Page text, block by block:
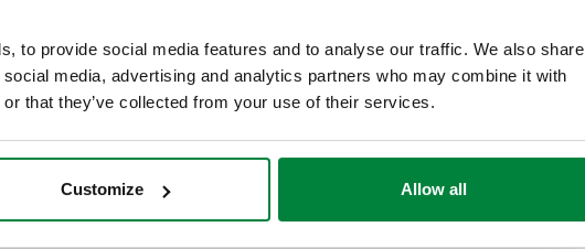
to provide social media features and to analyse our traffic. We also share
media, advertising and analytics partners who may combine it with
that they’ve collected from your use of their services.
Customize Allow all